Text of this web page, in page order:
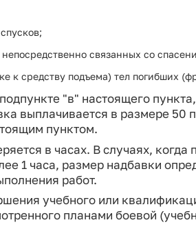
связанных со
к средству подъема) тел погибших
"в" настоящего
выплачивается в размере 50
пунктом.
в часах. В случаях, когда
1 часа, размер надбавки
работ.
учебного или
планами боевой